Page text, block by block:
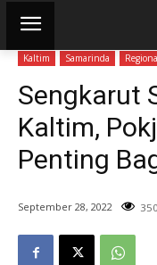
Kaltim Samarinda
Sengkarut
Kaltim,
Penting
September 28, 2022